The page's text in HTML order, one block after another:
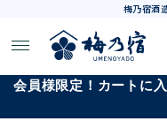
梅乃宿酒
会員様限定！カートに